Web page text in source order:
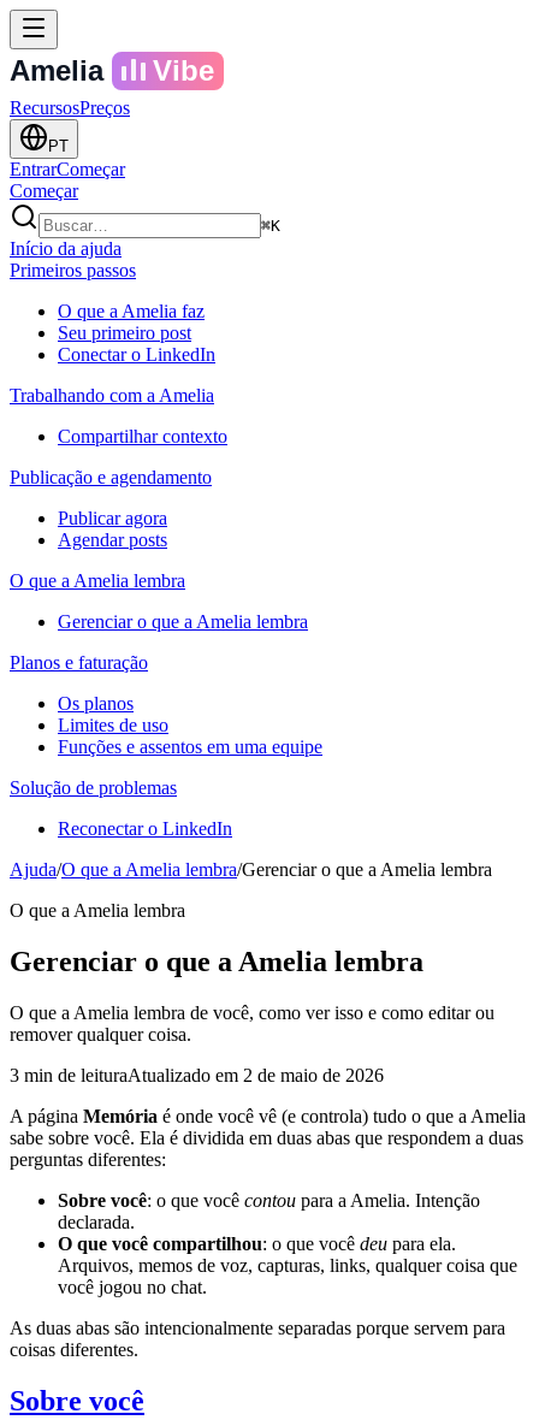
Amelia Vibe
RecursosPreços
PT
EntrarComeçar
Começar
⌘K
Início da ajuda
Primeiros passos
O que a Amelia faz
Seu primeiro post
Conectar o LinkedIn
Trabalhando com a Amelia
Compartilhar contexto
Publicação e agendamento
Publicar agora
Agendar posts
O que a Amelia lembra
Gerenciar o que a Amelia lembra
Planos e faturação
Os planos
Limites de uso
Funções e assentos em uma equipe
Solução de problemas
Reconectar o LinkedIn
Ajuda/O que a Amelia lembra/Gerenciar o que a Amelia lembra
O que a Amelia lembra
Gerenciar o que a Amelia lembra
O que a Amelia lembra de você, como ver isso e como editar ou
remover qualquer coisa.
3 min de leituraAtualizado em 2 de maio de 2026
A página Memória é onde você vê (e controla) tudo o que a Amelia
sabe sobre você. Ela é dividida em duas abas que respondem a duas
perguntas diferentes:
Sobre você: o que você contou para a Amelia. Intenção
declarada.
O que você compartilhou: o que você deu para ela.
Arquivos, memos de voz, capturas, links, qualquer coisa que
você jogou no chat.
As duas abas são intencionalmente separadas porque servem para
coisas diferentes.
Sobre você